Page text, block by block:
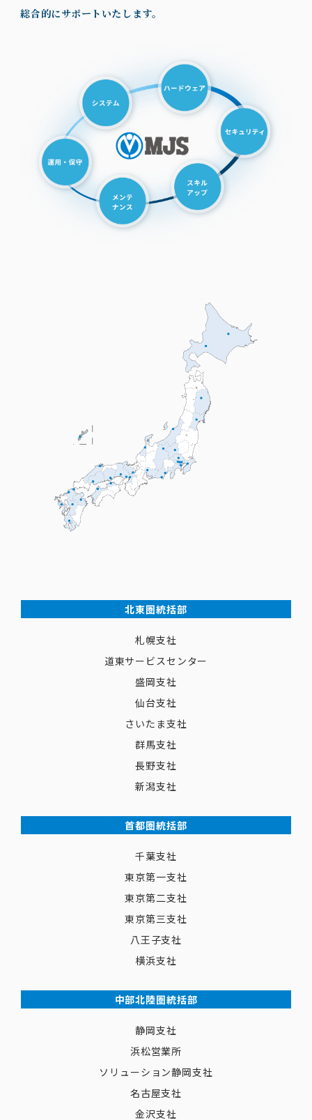
総合的にサポートいたします。
北東圏統括部
札幌支社
道東サービスセンター
盛岡支社
仙台支社
さいたま支社
群馬支社
長野支社
新潟支社
首都圏統括部
千葉支社
東京第一支社
東京第二支社
東京第三支社
八王子支社
横浜支社
中部北陸圏統括部
静岡支社
浜松営業所
ソリューション静岡支社
名古屋支社
金沢支社